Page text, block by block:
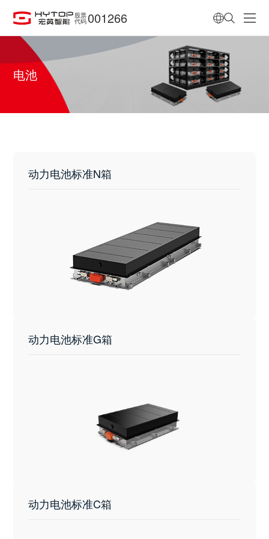
股票
代码 001266
电池
动力电池标准N箱
动力电池标准G箱
动力电池标准C箱